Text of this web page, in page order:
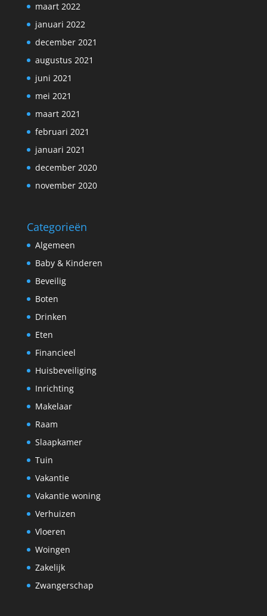
maart 2022
januari 2022
december 2021
augustus 2021
juni 2021
mei 2021
maart 2021
februari 2021
januari 2021
december 2020
november 2020
Categorieën
Algemeen
Baby & Kinderen
Beveilig
Boten
Drinken
Eten
Financieel
Huisbeveiliging
Inrichting
Makelaar
Raam
Slaapkamer
Tuin
Vakantie
Vakantie woning
Verhuizen
Vloeren
Woingen
Zakelijk
Zwangerschap